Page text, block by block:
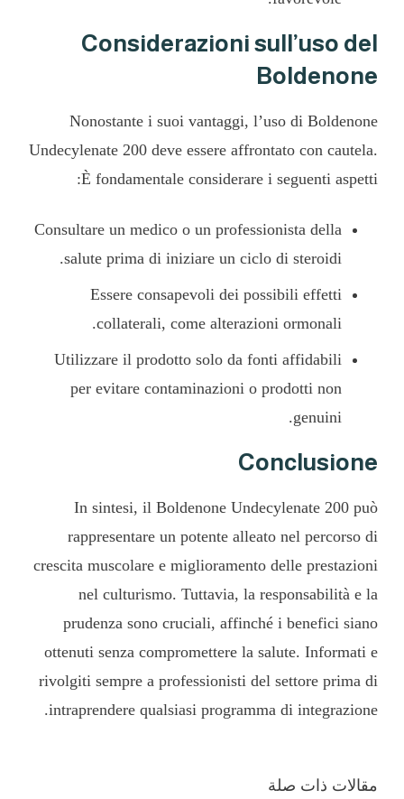
Considerazioni sull’uso del
Boldenone
Nonostante i suoi vantaggi, l’uso di Boldenone
Undecylenate 200 deve essere affrontato con cautela.
È fondamentale considerare i seguenti aspetti:
Consultare un medico o un professionista della
salute prima di iniziare un ciclo di steroidi.
Essere consapevoli dei possibili effetti
collaterali, come alterazioni ormonali.
Utilizzare il prodotto solo da fonti affidabili
per evitare contaminazioni o prodotti non
genuini.
Conclusione
In sintesi, il Boldenone Undecylenate 200 può
rappresentare un potente alleato nel percorso di
crescita muscolare e miglioramento delle prestazioni
nel culturismo. Tuttavia, la responsabilità e la
prudenza sono cruciali, affinché i benefici siano
ottenuti senza compromettere la salute. Informati e
rivolgiti sempre a professionisti del settore prima di
intraprendere qualsiasi programma di integrazione.
مقالات ذات صلة